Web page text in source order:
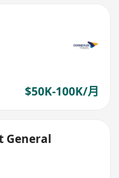
$50K-100K/月
General